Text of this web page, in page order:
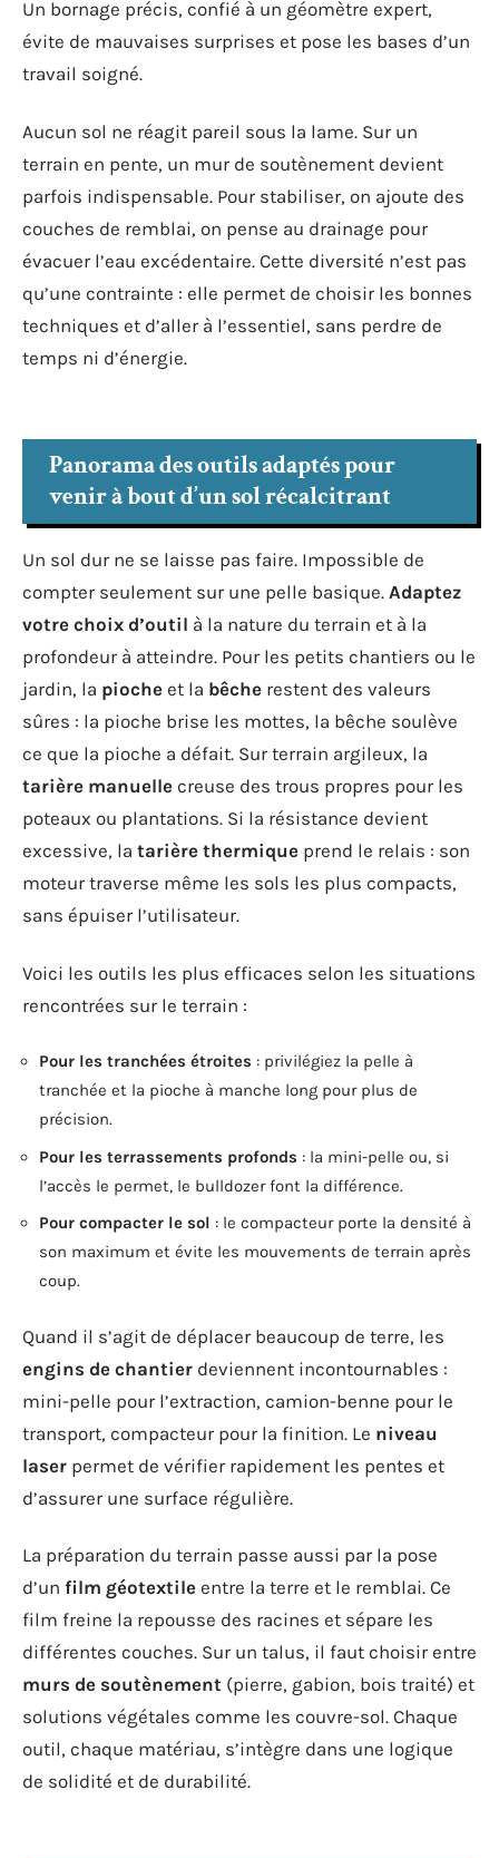
Un bornage précis, confié à un géomètre expert,
évite de mauvaises surprises et pose les bases d’un
travail soigné.
Aucun sol ne réagit pareil sous la lame. Sur un
terrain en pente, un mur de soutènement devient
parfois indispensable. Pour stabiliser, on ajoute des
couches de remblai, on pense au drainage pour
évacuer l’eau excédentaire. Cette diversité n’est pas
qu’une contrainte : elle permet de choisir les bonnes
techniques et d’aller à l’essentiel, sans perdre de
temps ni d’énergie.
Panorama des outils adaptés pour
venir à bout d’un sol récalcitrant
Un sol dur ne se laisse pas faire. Impossible de
compter seulement sur une pelle basique. Adaptez
votre choix d’outil à la nature du terrain et à la
profondeur à atteindre. Pour les petits chantiers ou le
jardin, la pioche et la bêche restent des valeurs
sûres : la pioche brise les mottes, la bêche soulève
ce que la pioche a défait. Sur terrain argileux, la
tarière manuelle creuse des trous propres pour les
poteaux ou plantations. Si la résistance devient
excessive, la tarière thermique prend le relais : son
moteur traverse même les sols les plus compacts,
sans épuiser l’utilisateur.
Voici les outils les plus efficaces selon les situations
rencontrées sur le terrain :
Pour les tranchées étroites : privilégiez la pelle à
tranchée et la pioche à manche long pour plus de
précision.
Pour les terrassements profonds : la mini-pelle ou, si
l’accès le permet, le bulldozer font la différence.
Pour compacter le sol : le compacteur porte la densité à
son maximum et évite les mouvements de terrain après
coup.
Quand il s’agit de déplacer beaucoup de terre, les
engins de chantier deviennent incontournables :
mini-pelle pour l’extraction, camion-benne pour le
transport, compacteur pour la finition. Le niveau
laser permet de vérifier rapidement les pentes et
d’assurer une surface régulière.
La préparation du terrain passe aussi par la pose
d’un film géotextile entre la terre et le remblai. Ce
film freine la repousse des racines et sépare les
différentes couches. Sur un talus, il faut choisir entre
murs de soutènement (pierre, gabion, bois traité) et
solutions végétales comme les couvre-sol. Chaque
outil, chaque matériau, s’intègre dans une logique
de solidité et de durabilité.